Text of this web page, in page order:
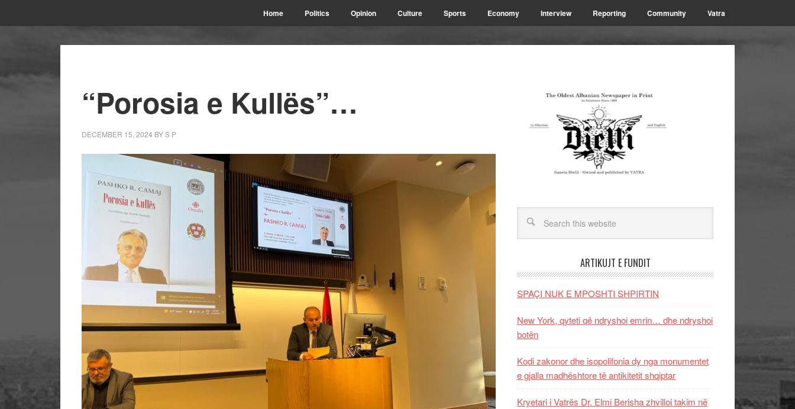
Home Politics Opinion Culture Sports Economy Interview Reporting Community Vatra
“Porosia e Kullës”…
DECEMBER 15, 2024 BYS P
ARTIKUJT E FUNDIT
SPAÇI NUK E MPOSHTI SHPIRTIN
New York, qyteti që ndryshoi emrin… dhe ndryshoi
botën
Kodi zakonor dhe isopolifonia dy nga monumentet
e gjalla madhështore të antikitetit shqiptar
Kryetari i Vatrës Dr. Elmi Berisha zhvilloi takim në